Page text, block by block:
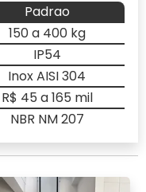
Padrao
150 a 400 kg
IP54
Inox AISI 304
R$ 45 a 165 mil
NBR NM 207